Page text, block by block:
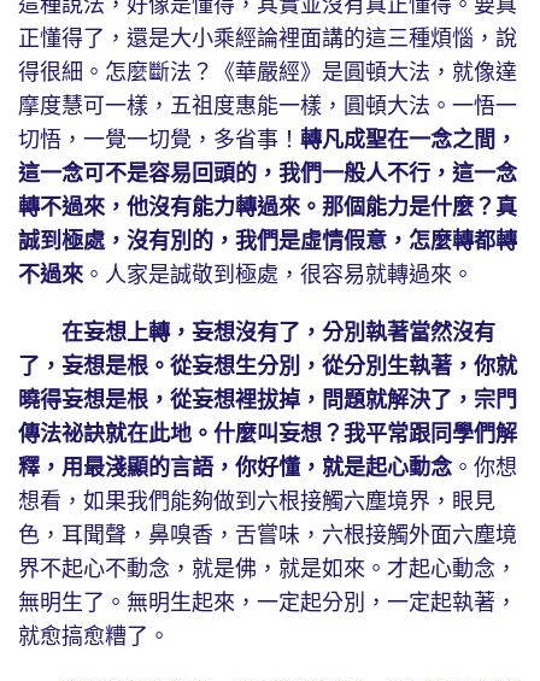
這種說法，好像是懂得，其實並沒有真正懂得。要真
正懂得了，還是大小乘經論裡面講的這三種煩惱，說
得很細。怎麼斷法？《華嚴經》是圓頓大法，就像達
摩度慧可一樣，五祖度惠能一樣，圓頓大法。一悟一
切悟，一覺一切覺，多省事！ 轉凡成聖在一念之間，
這一念可不是容易回頭的，我們一般人不行，這一念
轉不過來，他沒有能力轉過來。那個能力是什麼？真
誠到極處，沒有別的，我們是虛情假意，怎麼轉都轉
不過來。人家是誠敬到極處，很容易就轉過來。
在妄想上轉，妄想沒有了，分別執著當然沒有
了，妄想是根。從妄想生分別，從分別生執著，你就
曉得妄想是根，從妄想裡拔掉，問題就解決了，宗門
傳法祕訣就在此地。什麼叫妄想？我平常跟同學們解
釋，用最淺顯的言語，你好懂，就是起心動念。你想
想看，如果我們能夠做到六根接觸六塵境界，眼見
色，耳聞聲，鼻嗅香，舌嘗味，六根接觸外面六塵境
界不起心不動念，就是佛，就是如來。才起心動念，
無明生了。無明生起來，一定起分別，一定起執著，
就愈搞愈糟了。